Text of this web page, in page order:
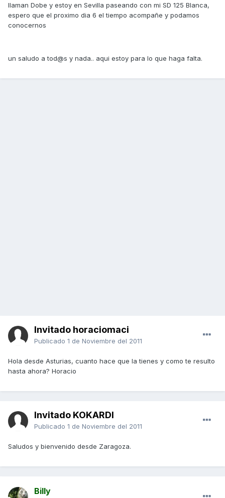
llaman Dobe y estoy en Sevilla paseando con mi SD 125 Blanca,
espero que el proximo dia 6 el tiempo acompañe y podamos
conocernos
un saludo a tod@s y nada.. aqui estoy para lo que haga falta.
Invitado horaciomaci
Publicado 1 de Noviembre del 2011
Hola desde Asturias, cuanto hace que la tienes y como te resulto
hasta ahora? Horacio
Invitado KOKARDI
Publicado 1 de Noviembre del 2011
Saludos y bienvenido desde Zaragoza.
Billy